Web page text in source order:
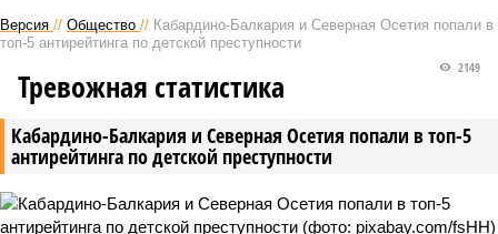
Версия // Общество // Кабардино-Балкария и Северная Осетия попали в
топ-5 антирейтинга по детской преступности
Кабардино-Балкария и Северная Осетия попали в топ-5
антирейтинга по детской преступности
2149
Тревожная статистика